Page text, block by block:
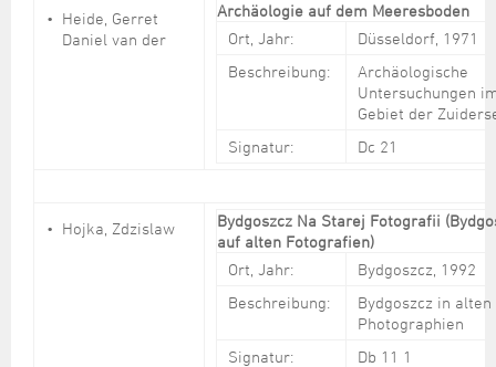
Heide, Gerret
Daniel van der
Archäologie auf dem Meeresboden
Ort, Jahr:
Düsseldorf, 1971
Beschreibung:
Archäologische
Untersuchungen
Gebiet der
Signatur:
Dc 21
Hojka, Zdzislaw
Bydgoszcz Na Starej Fotografii
auf alten Fotografien)
Ort, Jahr:
Bydgoszcz, 1992
Beschreibung:
Bydgoszcz in alten
Photographien
Signatur:
Db 11 1